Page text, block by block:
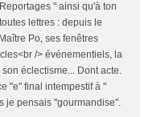
" ainsi qu'à ton
lettres : depuis le
Po, ses fenêtres
/> événementiels, la
éclectisme... Dont acte.
"e" final intempestif à "
je pensais "gourmandise".